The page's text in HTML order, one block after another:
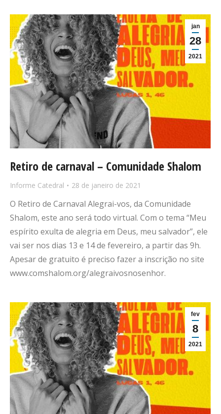
jan
28
2021
Retiro de carnaval – Comunidade Shalom
Informe Catedral 28 de janeiro de 2021
O Retiro de Carnaval Alegrai-vos, da Comunidade
Shalom, este ano será todo virtual. Com o tema “Meu
espírito exulta de alegria em Deus, meu salvador”, ele
vai ser nos dias 13 e 14 de fevereiro, a partir das 9h.
Apesar de gratuito é preciso fazer a inscrição no site
www.comshalom.org/alegraivosnosenhor.
fev
8
2021